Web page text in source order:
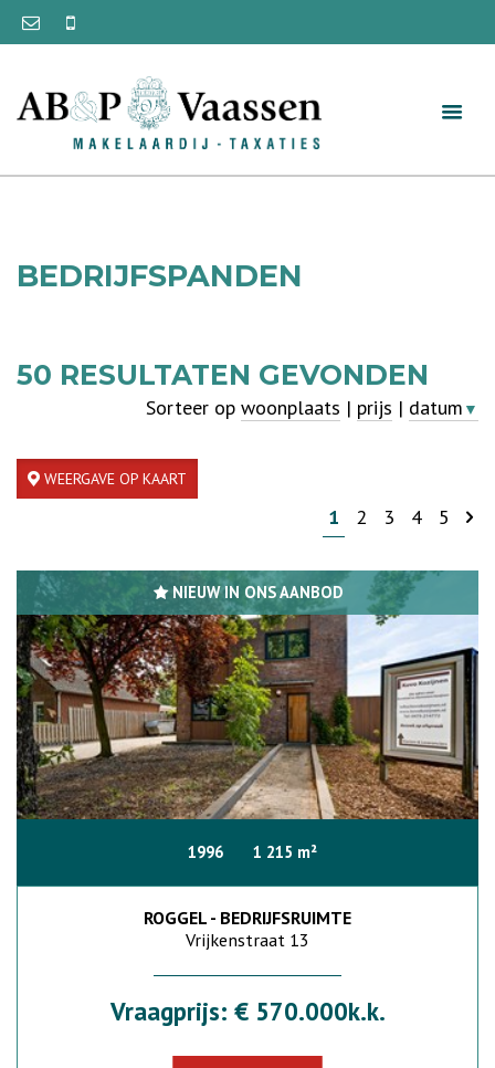
BEDRIJFSPANDEN
50 RESULTATEN GEVONDEN
Sorteer op woonplaats | prijs | datum ▼
WEERGAVE OP KAART
1 2 3 4 5
NIEUW IN ONS AANBOD
1996 1 215 m²
ROGGEL - BEDRIJFSRUIMTE
Vrijkenstraat 13
Vraagprijs: € 570.000k.k.